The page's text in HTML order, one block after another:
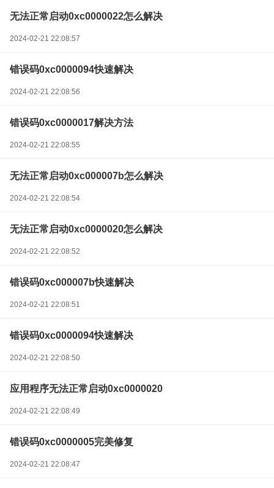
无法正常启动0xc0000022怎么解决
2024-02-21 22:08:57
错误码0xc0000094快速解决
2024-02-21 22:08:56
错误码0xc0000017解决方法
2024-02-21 22:08:55
无法正常启动0xc000007b怎么解决
2024-02-21 22:08:54
无法正常启动0xc0000020怎么解决
2024-02-21 22:08:52
错误码0xc000007b快速解决
2024-02-21 22:08:51
错误码0xc0000094快速解决
2024-02-21 22:08:50
应用程序无法正常启动0xc0000020
2024-02-21 22:08:49
错误码0xc0000005完美修复
2024-02-21 22:08:47